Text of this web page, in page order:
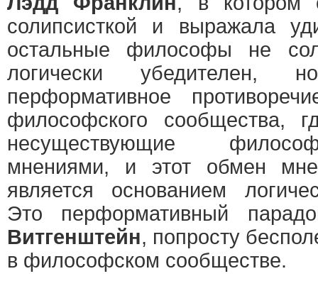
солипсисткой и выражала
остальные философы не
логически
перформативное
философского сообщества,
несуществующие
мнениями, и этот обмен
является основанием
Это перформативный
Витгенштейн, попросту
в философском сообществе.